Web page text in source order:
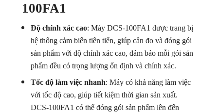
100FA1
Độ chính xác cao: Máy DCS-100FA1 được trang bị
hệ thống cảm biến tiên tiến, giúp cân đo và đóng gói
sản phẩm với độ chính xác cao, đảm bảo mỗi gói sản
phẩm đều có trọng lượng ổn định và chính xác.
Tốc độ làm việc nhanh: Máy có khả năng làm việc
với tốc độ cao, giúp tiết kiệm thời gian sản xuất.
DCS-100FA1 có thể đóng gói sản phẩm lên đến